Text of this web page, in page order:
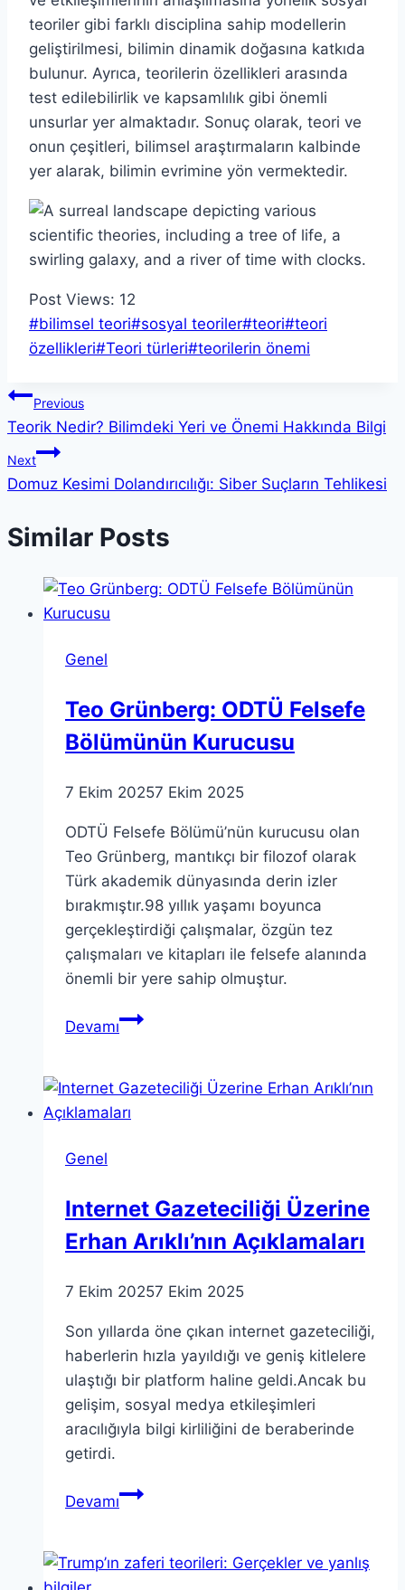
teoriler gibi farklı disciplina sahip modellerin
geliştirilmesi, bilimin dinamik doğasına katkıda
bulunur. Ayrıca, teorilerin özellikleri arasında
test edilebilirlik ve kapsamlılık gibi önemli
unsurlar yer almaktadır. Sonuç olarak, teori ve
onun çeşitleri, bilimsel araştırmaların kalbinde
yer alarak, bilimin evrimine yön vermektedir.
Post Views: 12
Post
Tags:
#bilimsel teori#sosyal teoriler#teori#teori
özellikleri#Teori türleri#teorilerin önemi
Yazı
gezinmesi
Previous
Teorik Nedir? Bilimdeki Yeri ve Önemi Hakkında Bilgi
Next
Domuz Kesimi Dolandırıcılığı: Siber Suçların Tehlikesi
Similar Posts
Genel
Teo Grünberg: ODTÜ Felsefe
Bölümünün Kurucusu
7 Ekim 20257 Ekim 2025
ODTÜ Felsefe Bölümü’nün kurucusu olan
Teo Grünberg, mantıkçı bir filozof olarak
Türk akademik dünyasında derin izler
bırakmıştır.98 yıllık yaşamı boyunca
gerçekleştirdiği çalışmalar, özgün tez
çalışmaları ve kitapları ile felsefe alanında
önemli bir yere sahip olmuştur.
DevamıTeo
Felsefe
Bölümünün
Genel
Internet Gazeteciliği Üzerine
Erhan Arıklı’nın Açıklamaları
7 Ekim 20257 Ekim 2025
Son yıllarda öne çıkan internet gazeteciliği,
haberlerin hızla yayıldığı ve geniş kitlelere
ulaştığı bir platform haline geldi.Ancak bu
gelişim, sosyal medya etkileşimleri
aracılığıyla bilgi kirliliğini de beraberinde
getirdi.
DevamıInternet
Erhan